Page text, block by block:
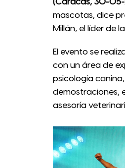
(Caracas, 30-
mascotas, dice
Millán, el líder de
El evento se
con un área de
psicología
demostraciones,
asesoría